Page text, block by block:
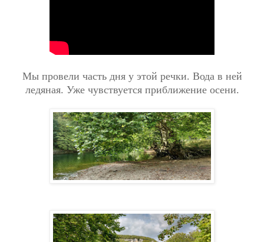
Мы провели часть дня у этой речки. Вода в ней
ледяная. Уже чувствуется приближение осени.